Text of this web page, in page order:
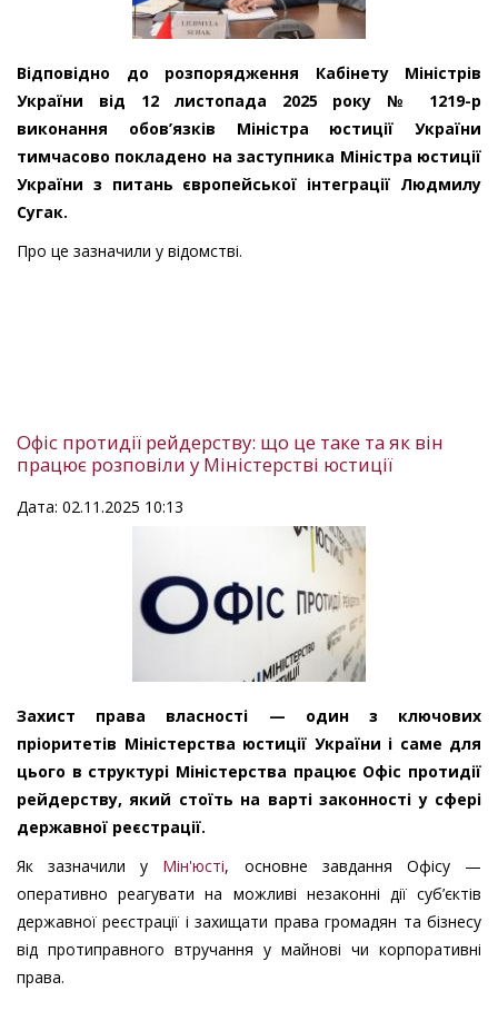
Відповідно до розпорядження Кабінету Міністрів
України від 12 листопада 2025 року № 1219-р
виконання обов’язків Міністра юстиції України
тимчасово покладено на заступника Міністра юстиції
України з питань європейської інтеграції Людмилу
Сугак.
Про це зазначили у відомстві.
Офіс протидії рейдерству: що це таке та як він
працює розповіли у Міністерстві юстиції
Дата: 02.11.2025 10:13
Захист права власності — один з ключових
пріоритетів Міністерства юстиції України і саме для
цього в структурі Міністерства працює Офіс протидії
рейдерству, який стоїть на варті законності у сфері
державної реєстрації.
Як зазначили у Мін'юсті, основне завдання Офісу —
оперативно реагувати на можливі незаконні дії суб’єктів
державної реєстрації і захищати права громадян та бізнесу
від протиправного втручання у майнові чи корпоративні
права.